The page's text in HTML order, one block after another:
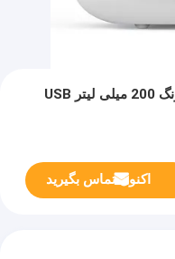
مرطوب کننده آروماتراپی شعله رنگارنگ 200 میلی لیتر USB
اکنون تماس بگیرید